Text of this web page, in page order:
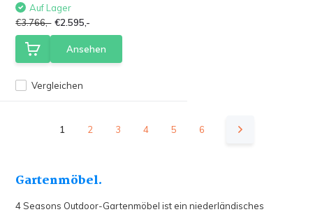
Vergleichen
Auf Lager
€3.766,- €2.595,-
Ansehen
1 2 3 4 5 6
Gartenmöbel.
4 Seasons Outdoor-Gartenmöbel ist ein niederländisches